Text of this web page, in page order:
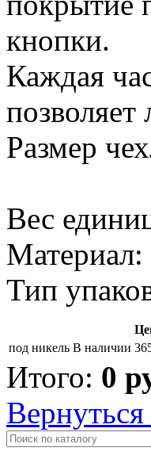
кнопки.
Каждая
Размер
Вес
Материал:
Тип
под никель В наличии
Итого: 0
Вернуться